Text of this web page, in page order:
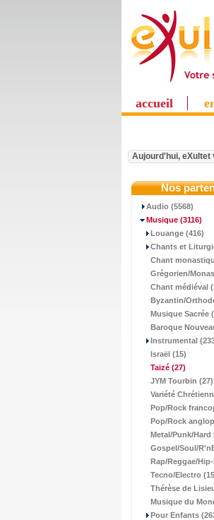
accueil
Aujourd'hui, eXultet
Nos
Audio (5568)
Musique (3116)
Louange (416)
Chants et
Chant
Grégorien/
Chant médiéval
Byzantin/
Musique Sacrée
Baroque
Instrumental
Israël (15)
Taizé (27)
JYM Tourbin (27)
Variété
Pop/Rock
Pop/Rock
Metal/Punk/Hard
Gospel/Soul/
Rap/Reggae/
Tecno/Electro
Thérèse de
Musique du
Pour Enfants